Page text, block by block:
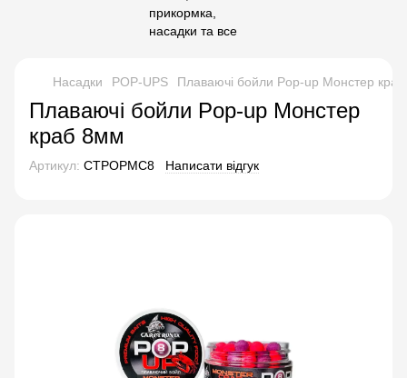
Насадки POP-UPS Плаваючі бойли Pop-up Монстер
Плаваючі бойли Pop-up Монстер
краб 8мм
Артикул: CTPOPMC8 Написати відгук